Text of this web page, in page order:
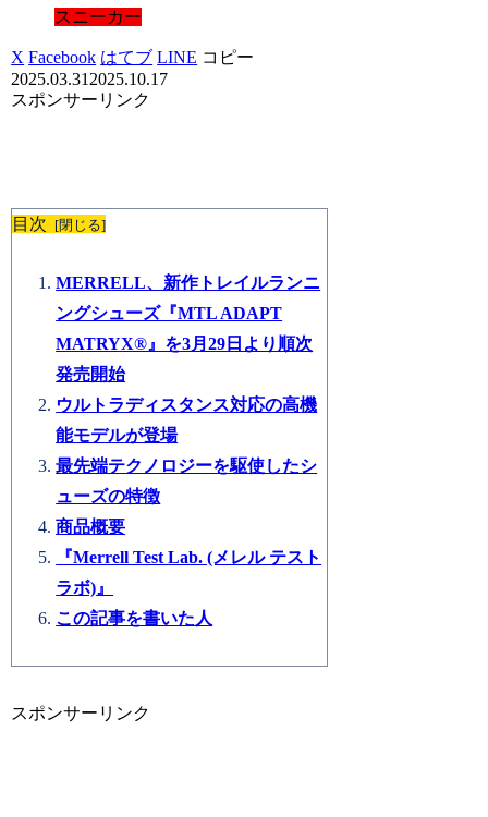
スニーカー
X Facebook はてブ LINE コピー
2025.03.31 2025.10.17
スポンサーリンク
目次
MERRELL、新作トレイルランニ
ングシューズ『MTL ADAPT
MATRYX®』を3月29日より順次
発売開始
ウルトラディスタンス対応の高機
能モデルが登場
最先端テクノロジーを駆使したシ
ューズの特徴
商品概要
『Merrell Test Lab. (メレル テスト
ラボ)』
この記事を書いた人
スポンサーリンク